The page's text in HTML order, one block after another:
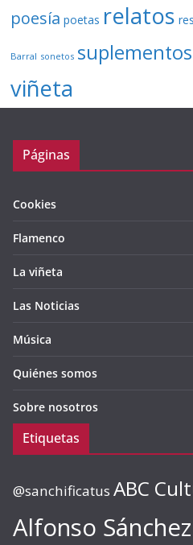
poesía poetas relatos
Barral sonetos
viñeta
Páginas
Cookies
Flamenco
La viñeta
Las Noticias
Música
Quiénes somos
Sobre nosotros
Etiquetas
@sanchificatus ABC
Alfonso Sánchez